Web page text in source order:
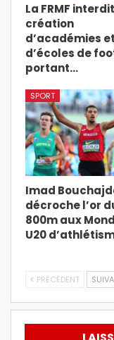
La FRMF
création
d’académies et
d’écoles de
portant…
SPORT
Imad
décroche l’or
800m aux
U20
PRÉCÉDENT